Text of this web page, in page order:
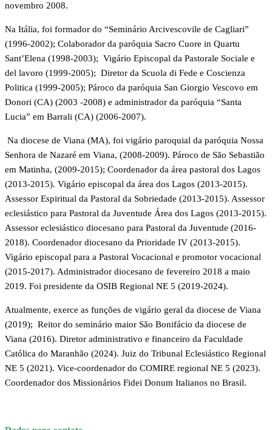
novembro 2008.
Na Itália, foi formador do “Seminário Arcivescovile de Cagliari”
(1996-2002); Colaborador da paróquia Sacro Cuore in Quartu
Sant’Elena (1998-2003); Vigário Episcopal da Pastorale Sociale e
del lavoro (1999-2005); Diretor da Scuola di Fede e Coscienza
Politica (1999-2005); Pároco da paróquia San Giorgio Vescovo em
Donori (CA) (2003 -2008) e administrador da paróquia “Santa
Lucia” em Barrali (CA) (2006-2007).
Na diocese de Viana (MA), foi vigário paroquial da paróquia Nossa
Senhora de Nazaré em Viana, (2008-2009). Pároco de São Sebastião
em Matinha, (2009-2015); Coordenador da área pastoral dos Lagos
(2013-2015). Vigário episcopal da área dos Lagos (2013-2015).
Assessor Espiritual da Pastoral da Sobriedade (2013-2015). Assessor
eclesiástico para Pastoral da Juventude Área dos Lagos (2013-2015).
Assessor eclesiástico diocesano para Pastoral da Juventude (2016-
2018). Coordenador diocesano da Prioridade IV (2013-2015).
Vigário episcopal para a Pastoral Vocacional e promotor vocacional
(2015-2017). Administrador diocesano de fevereiro 2018 a maio
2019. Foi presidente da OSIB Regional NE 5 (2019-2024).
Atualmente, exerce as funções de vigário geral da diocese de Viana
(2019); Reitor do seminário maior São Bonifácio da diocese de
Viana (2016). Diretor administrativo e financeiro da Faculdade
Católica do Maranhão (2024). Juiz do Tribunal Eclesiástico Regional
NE 5 (2021). Vice-coordenador do COMIRE regional NE 5 (2023).
Coordenador dos Missionários Fidei Donum Italianos no Brasil.